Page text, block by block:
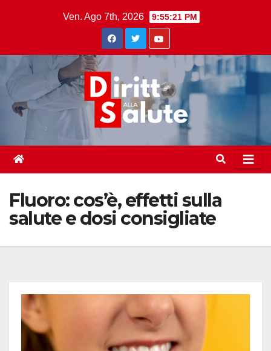
Ven. Ago 7th, 2026 9:55:22 PM
Fluoro: cos’è, effetti sulla
salute e dosi consigliate